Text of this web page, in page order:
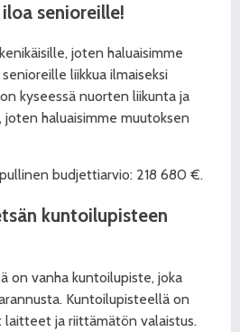
senioreille!
joten haluaisimme
liikkua ilmaiseksi
kyseessä nuorten liikunta ja
haluaisimme muutoksen
budjettiarvio: 218 680 €.
kuntoilupisteen
on vanha kuntoilupiste, joka
Kuntoilupisteellä on
ja riittämätön valaistus.